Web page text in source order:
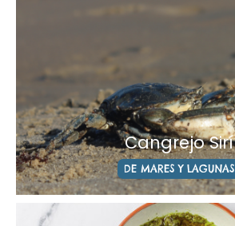
Cangrejo Sirí
DE MARES Y LAGUNAS